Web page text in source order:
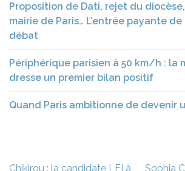
Proposition de Dati, rejet du
mairie de Paris… L’entrée payante
débat
Périphérique parisien à 50 km/h : la
dresse un premier bilan positif
Quand Paris ambitionne de devenir
Chikirou : la candidate LFI à Sophia